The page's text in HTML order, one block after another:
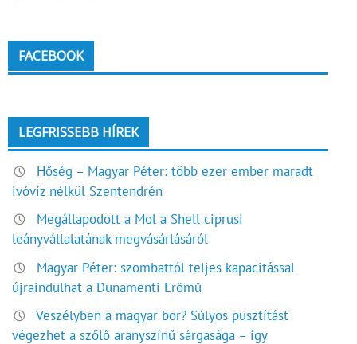
FACEBOOK
LEGFRISSEBB HÍREK
Hőség – Magyar Péter: több ezer ember maradt
ivóvíz nélkül Szentendrén
Megállapodott a Mol a Shell ciprusi
leányvállalatának megvásárlásáról
Magyar Péter: szombattól teljes kapacitással
újraindulhat a Dunamenti Erőmű
Veszélyben a magyar bor? Súlyos pusztítást
végezhet a szőlő aranyszínű sárgasága – így